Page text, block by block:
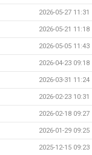
2026-05-27 11:31
2026-05-21 11:18
2026-05-05 11:43
2026-04-23 09:18
2026-03-31 11:24
2026-02-23 10:31
2026-02-18 09:27
2026-01-29 09:25
2025-12-15 09:23